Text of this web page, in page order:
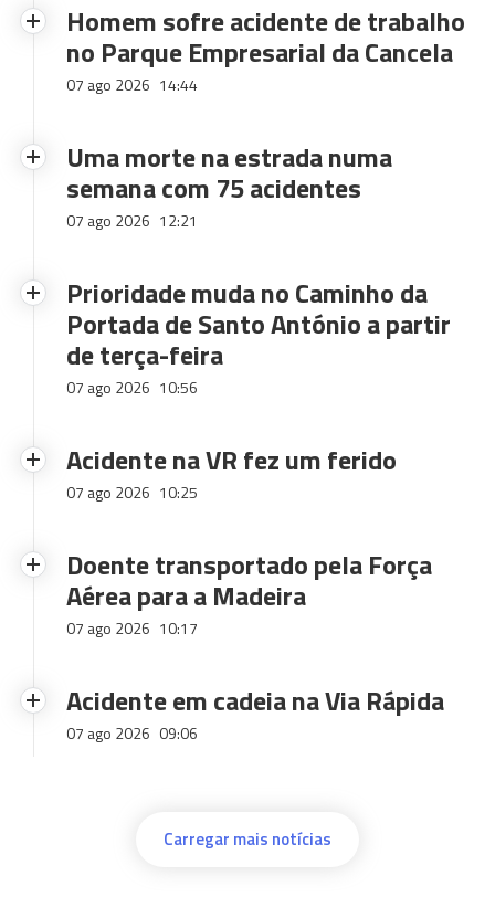
Homem sofre acidente de trabalho
no Parque Empresarial da Cancela
07 ago 2026 14:44
Uma morte na estrada numa
semana com 75 acidentes
07 ago 2026 12:21
Prioridade muda no Caminho da
Portada de Santo António a partir
de terça-feira
07 ago 2026 10:56
Acidente na VR fez um ferido
07 ago 2026 10:25
Doente transportado pela Força
Aérea para a Madeira
07 ago 2026 10:17
Acidente em cadeia na Via Rápida
07 ago 2026 09:06
Carregar mais notícias